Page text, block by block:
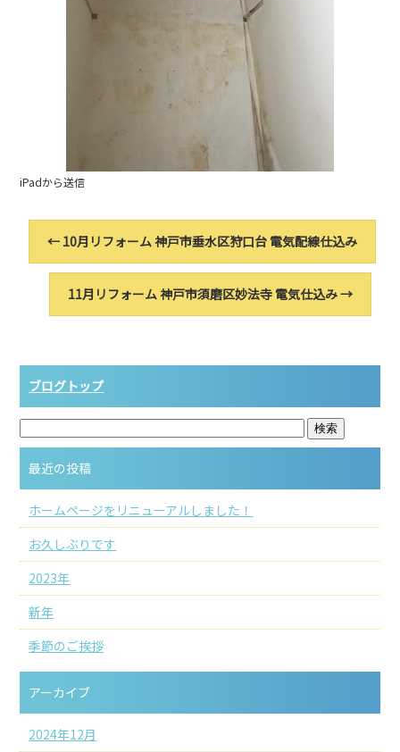
iPadから送信
← 10月リフォーム 神戸市垂水区狩口台 電気配線仕込み
11月リフォーム 神戸市須磨区妙法寺 電気仕込み→
ブログトップ
最近の投稿
ホームページをリニューアルしました！
お久しぶりです
2023年
新年
季節のご挨拶
アーカイブ
2024年12月